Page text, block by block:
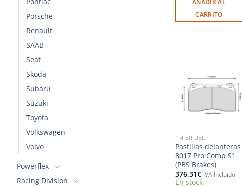
Porsche
Renault
SAAB
Seat
Skoda
Subaru
Suzuki
Toyota
Volkswagen
Volvo
Powerflex
Racing Division
AÑADIR AL
CARRITO
Añadir
a la
lista de
1.4 BIFUEL
Pastillas delanteras
8017 Pro Comp S1
(PBS Brakes)
376,31€ IVA Incluido
En stock